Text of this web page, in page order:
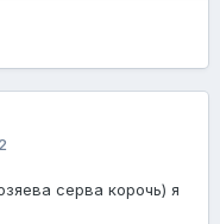
серва корочь) я